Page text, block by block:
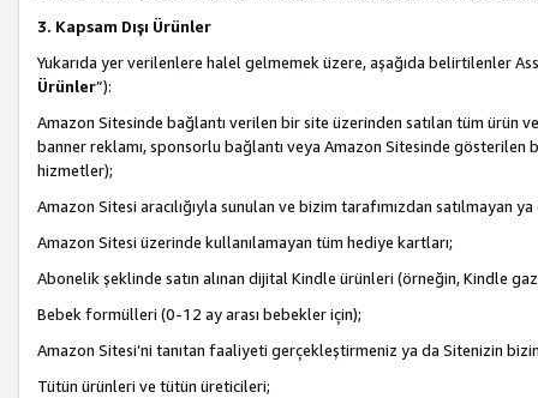
3. Kapsam Dışı Ürünler
Yukarıda yer verilenlere halel gelmemek üzere, aşağıda belirtilenler
Ürünler”):
Amazon Sitesinde bağlantı verilen bir site üzerinden satılan tüm ürün
banner reklamı, sponsorlu bağlantı veya Amazon Sitesinde gösterilen
hizmetler);
Amazon Sitesi aracılığıyla sunulan ve bizim tarafımızdan satılmayan
Amazon Sitesi üzerinde kullanılamayan tüm hediye kartları;
Abonelik şeklinde satın alınan dijital Kindle ürünleri (örneğin, Kindle
Bebek formülleri (0-12 ay arası bebekler için);
Amazon Sitesi’ni tanıtan faaliyeti gerçekleştirmeniz ya da Sitenizin
Tütün ürünleri ve tütün üreticileri;